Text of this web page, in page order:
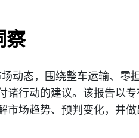
察
动态，围绕整车运输、零
行动的建议。该报告以
场趋势、预判变化，并